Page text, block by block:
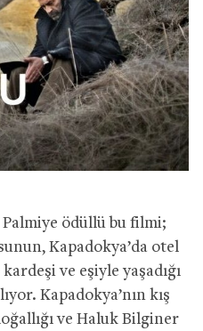
Palmiye ödüllü bu filmi;
Kapadokya’da otel
ve eşiyle yaşadığı
Kapadokya’nın kış
ve Haluk Bilginer